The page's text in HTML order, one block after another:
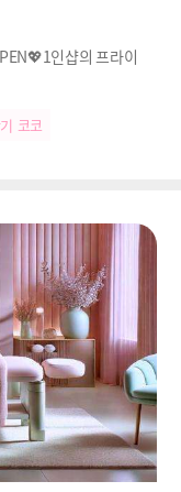
인샵의 프라이
코코